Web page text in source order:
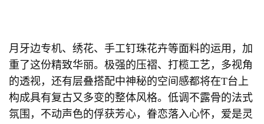
月牙边专机、绣花、手工钉珠花卉等面料的运用，加
重了这份精致华丽。极强的压褶、打榄工艺，多视角
的透视，还有层叠搭配中神秘的空间感都将在T台上
构成具有复古又多变的整体风格。低调不露骨的法式
氛围，不动声色的俘获芳心，眷恋落入心怀，爱是灵